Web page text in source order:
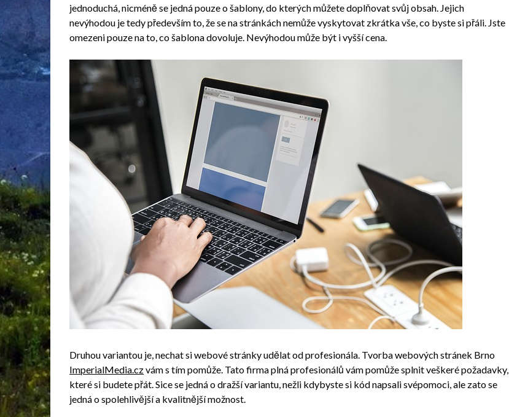
jednoduchá, nicméně se jedná pouze o šablony, do kterých můžete doplňovat svůj obsah. Jejich
nevýhodou je tedy především to, že se na stránkách nemůže vyskytovat zkrátka vše, co byste si přáli. Jste
omezeni pouze na to, co šablona dovoluje. Nevýhodou může být i vyšší cena.
Druhou variantou je, nechat si webové stránky udělat od profesionála. Tvorba webových stránek Brno
ImperialMedia.czvám s tím pomůže. Tato firma plná profesionálů vám pomůže splnit veškeré požadavky,
které si budete přát. Sice se jedná o dražší variantu, nežli kdybyste si kód napsali svépomoci, ale zato se
jedná o spolehlivější a kvalitnější možnost.